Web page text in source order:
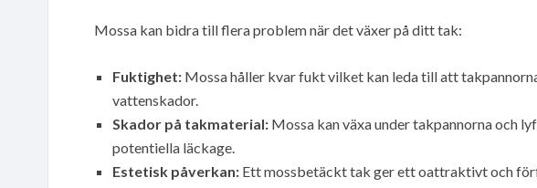
Mossa kan bidra till flera problem när det växer på ditt tak:
Fuktighet: Mossa håller kvar fukt vilket kan leda till att
vattenskador.
Skador på takmaterial: Mossa kan växa under takpannorna och
potentiella läckage.
Estetisk påverkan: Ett mossbetäckt tak ger ett oattraktivt och